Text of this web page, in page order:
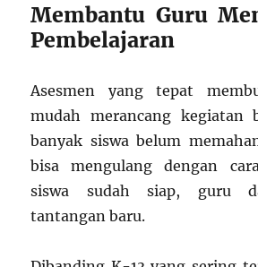
Membantu Guru
Pembelajaran
Asesmen yang tepat
mudah merancang kegiatan
banyak siswa belum
bisa mengulang dengan
siswa sudah siap, guru
tantangan baru.